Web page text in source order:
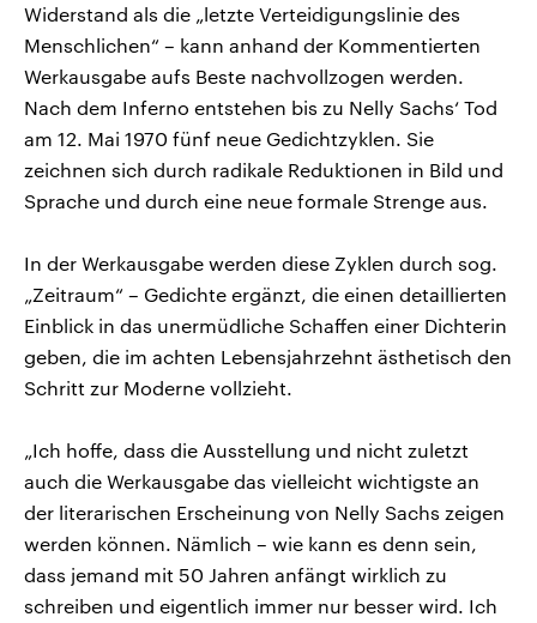
Widerstand als die „letzte Verteidigungslinie des
Menschlichen“ – kann anhand der Kommentierten
Werkausgabe aufs Beste nachvollzogen werden.
Nach dem Inferno entstehen bis zu Nelly Sachs‘ Tod
am 12. Mai 1970 fünf neue Gedichtzyklen. Sie
zeichnen sich durch radikale Reduktionen in Bild und
Sprache und durch eine neue formale Strenge aus.
In der Werkausgabe werden diese Zyklen durch sog.
„Zeitraum“ – Gedichte ergänzt, die einen detaillierten
Einblick in das unermüdliche Schaffen einer Dichterin
geben, die im achten Lebensjahrzehnt ästhetisch den
Schritt zur Moderne vollzieht.
„Ich hoffe, dass die Ausstellung und nicht zuletzt
auch die Werkausgabe das vielleicht wichtigste an
der literarischen Erscheinung von Nelly Sachs zeigen
werden können. Nämlich – wie kann es denn sein,
dass jemand mit 50 Jahren anfängt wirklich zu
schreiben und eigentlich immer nur besser wird. Ich